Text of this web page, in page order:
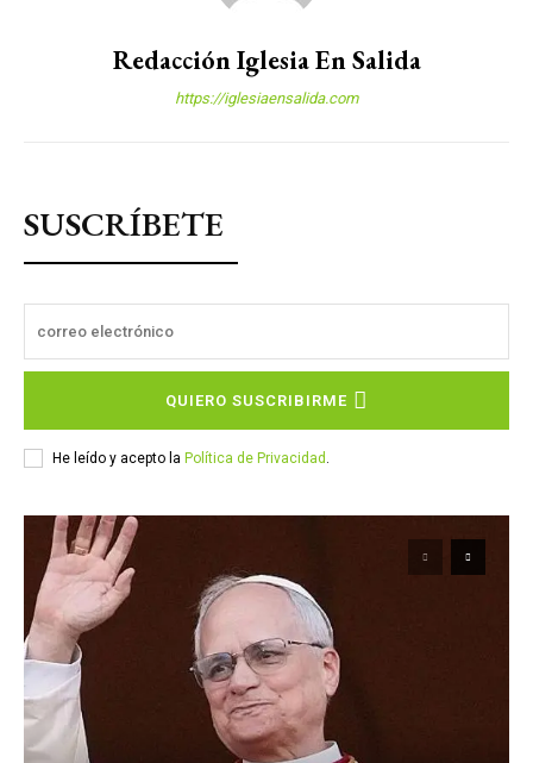
Redacción Iglesia En Salida
https://iglesiaensalida.com
SUSCRÍBETE
QUIERO SUSCRIBIRME
He leído y acepto la Política de Privacidad